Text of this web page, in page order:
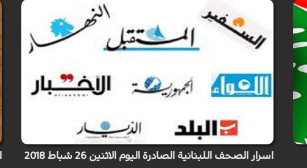
اسرار الصحف اللبنانية الصادرة اليوم الاثنين 26 شباط 2018